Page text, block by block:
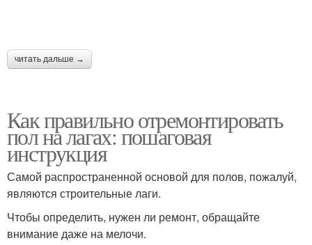
читать дальше →
Как правильно отремонтировать
пол на лагах: пошаговая
инструкция
Самой распространенной основой для полов, пожалуй,
являются строительные лаги.
Чтобы определить, нужен ли ремонт, обращайте
внимание даже на мелочи.